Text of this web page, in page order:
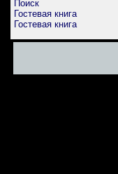
Поиск
Гостевая книга
Гостевая книга